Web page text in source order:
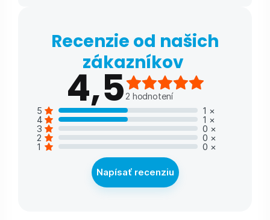
Recenzie od našich
zákazníkov
4,52 hodnotení
5
1 ×
4 1 ×
3 0 ×
2 0 ×
1 0 ×
Napísať recenziu